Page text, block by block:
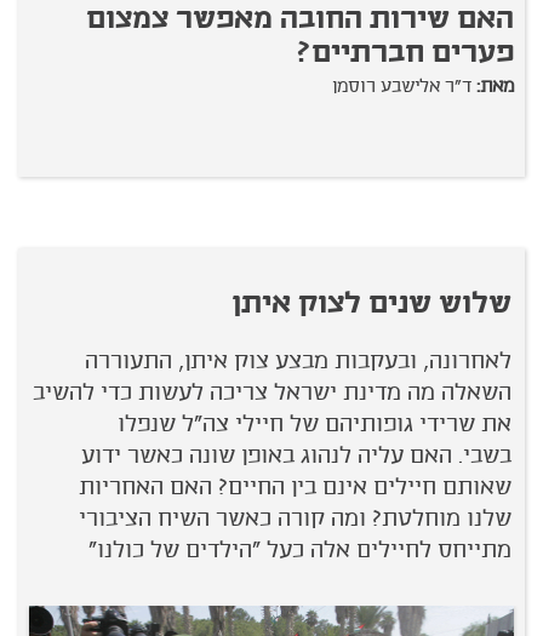
האם שירות החובה מאפשר צמצום
פערים חברתיים?
מאת: ד"ר אלישבע רוסמן
שלוש שנים לצוק איתן
לאחרונה, ובעקבות מבצע צוק איתן, התעוררה
השאלה מה מדינת ישראל צריכה לעשות כדי להשיב
את שרידי גופותיהם של חיילי צה"ל שנפלו
בשבי. האם עליה לנהוג באופן שונה כאשר ידוע
שאותם חיילים אינם בין החיים? האם האחריות
שלנו מוחלטת? ומה קורה כאשר השיח הציבורי
מתייחס לחיילים אלה כעל ״הילדים של כולנו״